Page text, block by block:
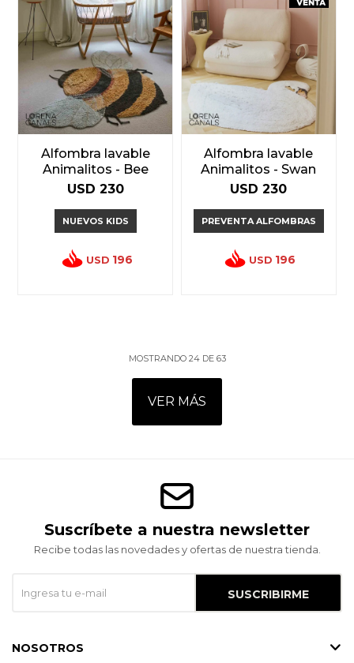
Alfombra lavable
Animalitos - Bee
USD 230
NUEVOS KIDS
USD 196
Alfombra lavable
Animalitos - Swan
USD 230
PREVENTA ALFOMBRAS
USD 196
MOSTRANDO 24DE 63
VER MÁS
Suscríbete a nuestra newsletter
Recibe todas las novedades y ofertas de nuestra tienda.
SUSCRIBIRME
NOSOTROS